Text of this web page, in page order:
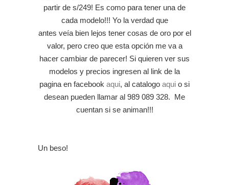
partir de s/249! Es como para tener una de
cada modelo!!! Yo la verdad que
antes veía bien lejos tener cosas de oro por el
valor, pero creo que esta opción me va a
hacer cambiar de parecer! Si quieren ver sus
modelos y precios ingresen al link de la
pagina en facebook aqui, al catalogo aqui o si
desean pueden llamar al 989 089 328. Me
cuentan si se animan!!!
Un beso!